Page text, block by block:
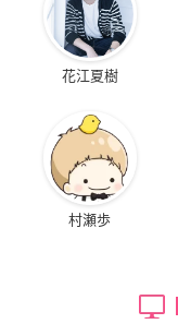
花江夏樹
村瀬歩